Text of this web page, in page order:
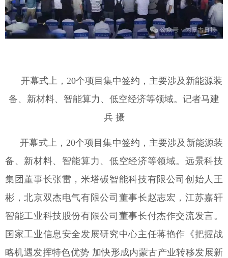
开幕式上， 20个项目集中签约，主要涉及新能源装
备、新材料、智能算力、低空经济等领域。记者马建
兵 摄
开幕式上， 20个项目集中签约，主要涉及新能源装
备、新材料、智能算力、低空经济等领域。远景科技
集团董事长张雷，米塔碳智能科技有限公司创始人王
彬，北京双杰电气有限公司董事长赵志宏，江苏嘉轩
智能工业科技股份有限公司董事长付杰作交流发言。
国家工业信息安全发展研究中心主任蒋艳作《把握战
略机遇发挥特色优势 加快形成内蒙古产业转移发展新